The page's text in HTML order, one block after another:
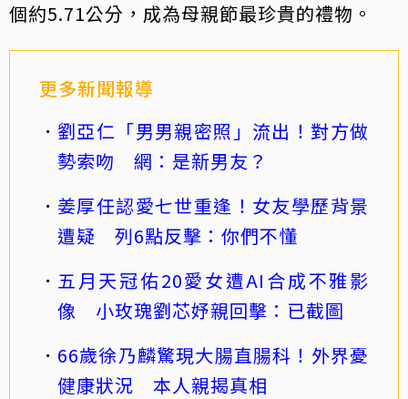
個約5.71公分，成為母親節最珍貴的禮物。
更多新聞報導
劉亞仁「男男親密照」流出！對方做
勢索吻 網：是新男友？
姜厚任認愛七世重逢！女友學歷背景
遭疑 列6點反擊：你們不懂
五月天冠佑20愛女遭AI合成不雅影
像 小玫瑰劉芯妤親回擊：已截圖
66歲徐乃麟驚現大腸直腸科！外界憂
健康狀況 本人親揭真相